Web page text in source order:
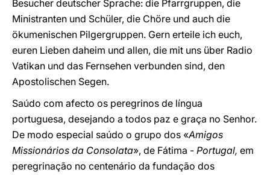
Besucher deutscher Sprache: die Pfarrgruppen, die
Ministranten und Schüler, die Chöre und auch die
ökumenischen Pilgergruppen. Gern erteile ich euch,
euren Lieben daheim und allen, die mit uns über Radio
Vatikan und das Fernsehen verbunden sind, den
Apostolischen Segen.
Saúdo com afecto os peregrinos de língua
portuguesa, desejando a todos paz e graça no Senhor.
De modo especial saúdo o grupo dos «Amigos
Missionários da Consolata», de Fátima - Portugal, em
peregrinação no centenário da fundação dos